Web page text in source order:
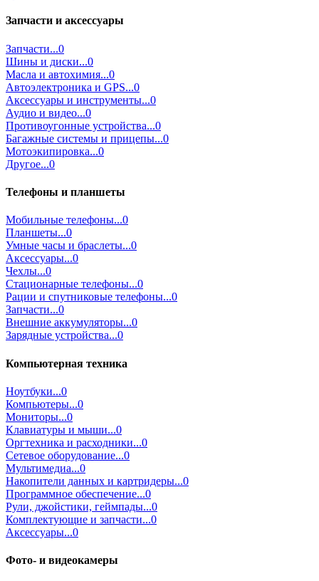
Запчасти и аксессуары
Запчасти...0
Шины и диски...0
Масла и автохимия...0
Автоэлектроника и GPS...0
Аксессуары и инструменты...0
Аудио и видео...0
Противоугонные устройства...0
Багажные системы и прицепы...0
Мотоэкипировка...0
Другое...0
Телефоны и планшеты
Мобильные телефоны...0
Планшеты...0
Умные часы и браслеты...0
Аксессуары...0
Чехлы...0
Стационарные телефоны...0
Рации и спутниковые телефоны...0
Запчасти...0
Внешние аккумуляторы...0
Зарядные устройства...0
Компьютерная техника
Ноутбуки...0
Компьютеры...0
Мониторы...0
Клавиатуры и мыши...0
Оргтехника и расходники...0
Сетевое оборудование...0
Мультимедиа...0
Накопители данных и картридеры...0
Программное обеспечение...0
Рули, джойстики, геймпады...0
Комплектующие и запчасти...0
Аксессуары...0
Фото- и видеокамеры